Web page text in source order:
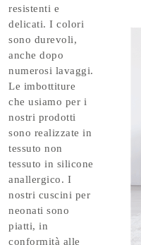
resistenti e
delicati. I colori
sono durevoli,
anche dopo
numerosi lavaggi.
Le imbottiture
che usiamo per i
nostri prodotti
sono realizzate in
tessuto non
tessuto in silicone
anallergico. I
nostri cuscini per
neonati sono
piatti, in
conformità alle